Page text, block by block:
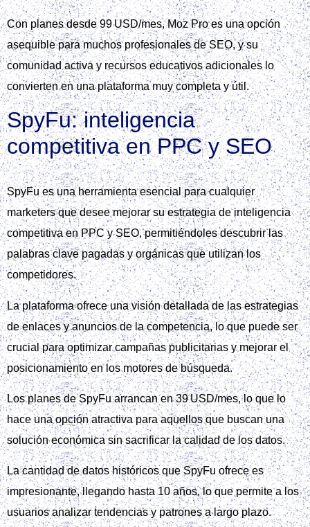
Con planes desde 99 USD/mes, Moz Pro es una opción
asequible para muchos profesionales de SEO, y su
comunidad activa y recursos educativos adicionales lo
convierten en una plataforma muy completa y útil.
SpyFu: inteligencia
competitiva en PPC y SEO
SpyFu es una herramienta esencial para cualquier
marketers que desee mejorar su estrategia de inteligencia
competitiva en PPC y SEO, permitiéndoles descubrir las
palabras clave pagadas y orgánicas que utilizan los
competidores.
La plataforma ofrece una visión detallada de las estrategias
de enlaces y anuncios de la competencia, lo que puede ser
crucial para optimizar campañas publicitarias y mejorar el
posicionamiento en los motores de búsqueda.
Los planes de SpyFu arrancan en 39 USD/mes, lo que lo
hace una opción atractiva para aquellos que buscan una
solución económica sin sacrificar la calidad de los datos.
La cantidad de datos históricos que SpyFu ofrece es
impresionante, llegando hasta 10 años, lo que permite a los
usuarios analizar tendencias y patrones a largo plazo.